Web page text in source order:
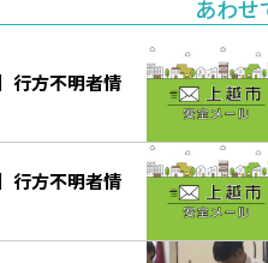
あわせ
行方不明者情
行方不明者情